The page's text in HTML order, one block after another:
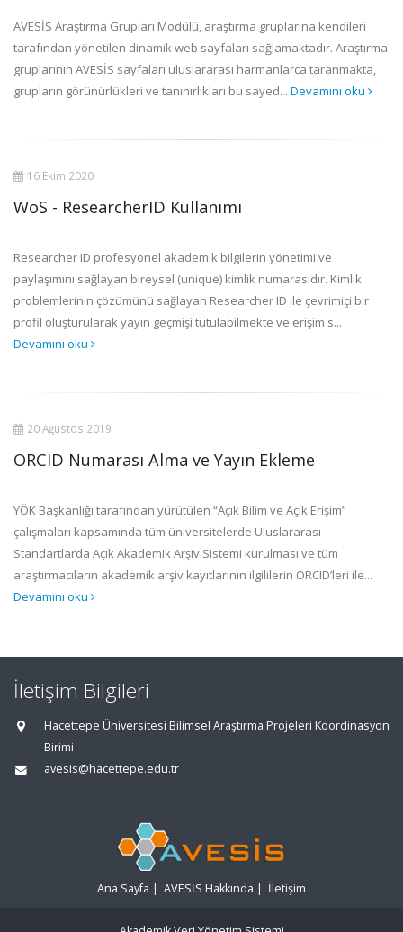
AVESİS Araştırma Grupları Modülü, araştırma gruplarına kendileri
tarafından yönetilen dinamik web sayfaları sağlamaktadır. Araştırma
gruplarının AVESİS sayfaları uluslararası harmanlarca taranmakta,
grupların görünürlükleri ve tanınırlıkları bu sayed... Devamını oku
16 Ekim 2020
WoS - ResearcherID Kullanımı
Researcher ID profesyonel akademik bilgilerin yönetimi ve
paylaşımını sağlayan bireysel (unique) kimlik numarasıdır. Kimlik
problemlerinin çözümünü sağlayan Researcher ID ile çevrimiçi bir
profil oluşturularak yayın geçmişi tutulabilmekte ve erişim s...
Devamını oku
20 Ağustos 2019
ORCID Numarası Alma ve Yayın Ekleme
YÖK Başkanlığı tarafından yürütülen “Açık Bilim ve Açık Erişim”
çalışmaları kapsamında tüm üniversitelerde Uluslararası
Standartlarda Açık Akademik Arşiv Sistemi kurulması ve tüm
araştırmacıların akademik arşiv kayıtlarının ilgililerin ORCID’leri ile...
Devamını oku
İletişim Bilgileri
Hacettepe Üniversitesi Bilimsel Araştırma Projeleri Koordinasyon
Birimi
avesis@hacettepe.edu.tr
Ana Sayfa | AVESİS Hakkında | İletişim